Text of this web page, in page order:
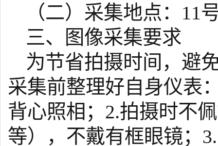
（二）采集地点：11
三、图像采集要求
为节省拍摄时间，避
采集前整理好自身仪表
背心照相；2.拍摄时不
等），不戴有框眼镜；